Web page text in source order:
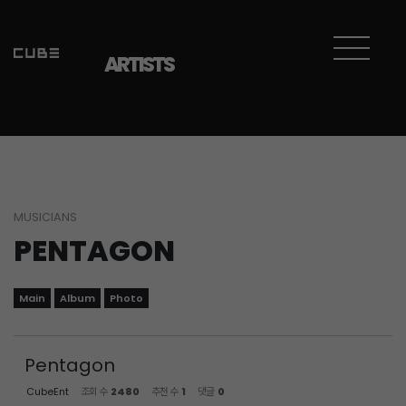
ARTISTS
MUSICIANS
PENTAGON
Main Album Photo
Pentagon
CubeEnt 조회 수 2480 추천 수 1 댓글 0